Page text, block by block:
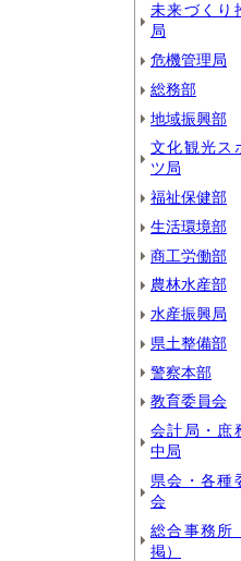
未来づくり
局
危機管理局
総務部
地域振興部
文化観光ス
ツ局
福祉保健部
生活環境部
商工労働部
農林水産部
水産振興局
県土整備部
警察本部
教育委員会
会計局・庶
中局
県会・各種
会
総合事務所
掲）